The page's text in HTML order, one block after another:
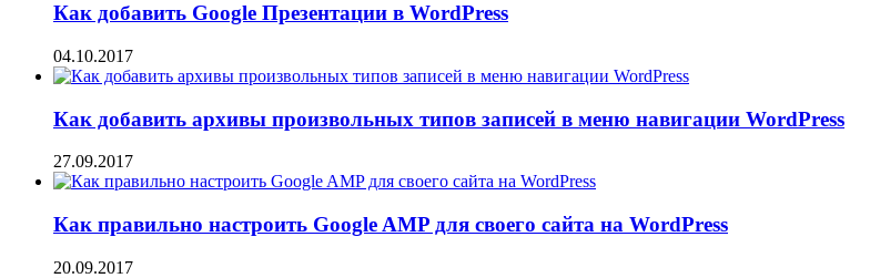
Как добавить Google Презентации в WordPress
04.10.2017
Как добавить архивы произвольных типов записей в меню навигации WordPress
27.09.2017
Как правильно настроить Google AMP для своего сайта на WordPress
20.09.2017